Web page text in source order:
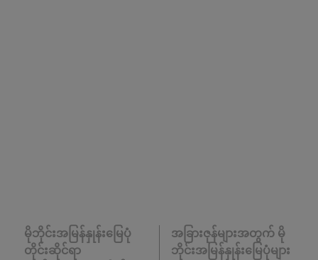
မိုဘိုင်းအမြန်နှုန်းမြေပုံ
တိုင်းဆိုင်ရာ
အခြားဇုန်များအတွက် မို
ဘိုင်းအမြန်နှုန်းမြေပုံများ